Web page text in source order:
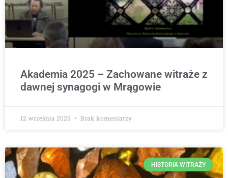
Akademia 2025 – Zachowane witraże z
dawnej synagogi w Mrągowie
12 września 2025 Brak komentarzy
HISTORIA WITRAŻY